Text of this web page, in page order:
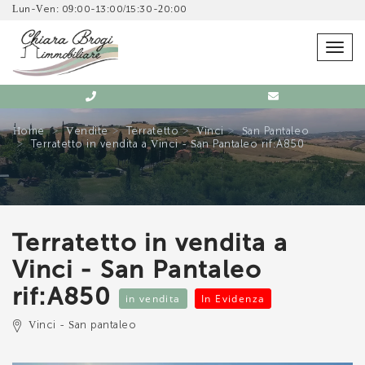
Lun-Ven: 09:00-13:00/15:30-20:00
Home Vendite Terratetto Vinci
San Pantaleo
Terratetto in vendita a Vinci - San Pantaleo rif:A850
Terratetto in vendita a
Vinci - San Pantaleo
rif:A850
in vendita In Evidenza
Vinci - San pantaleo
SCRIVICI SENZA IMPEGNO
Immobiliare Chiara Brogi
0571 902832
SEGNALA QUESTO IMMOBILE AD UN AMICO
Agenzia Immobiliare Chiara Brogi
0571 902832